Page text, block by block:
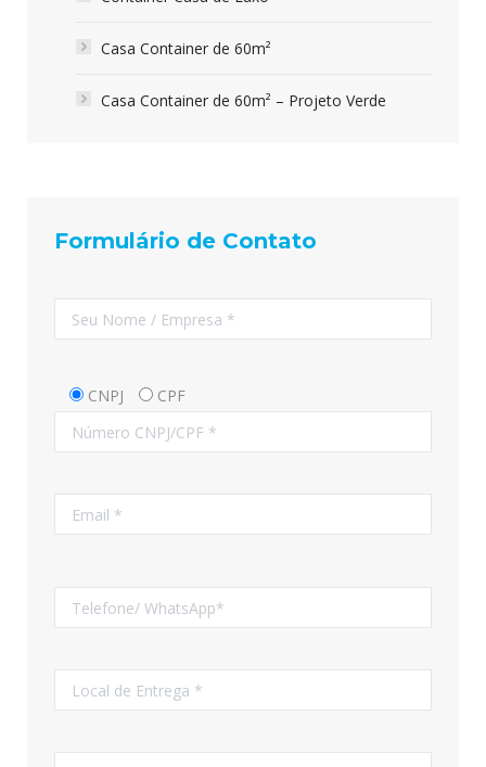
Casa Container de 60m²
Casa Container de 60m² – Projeto Verde
Formulário de Contato
CNPJ CPF